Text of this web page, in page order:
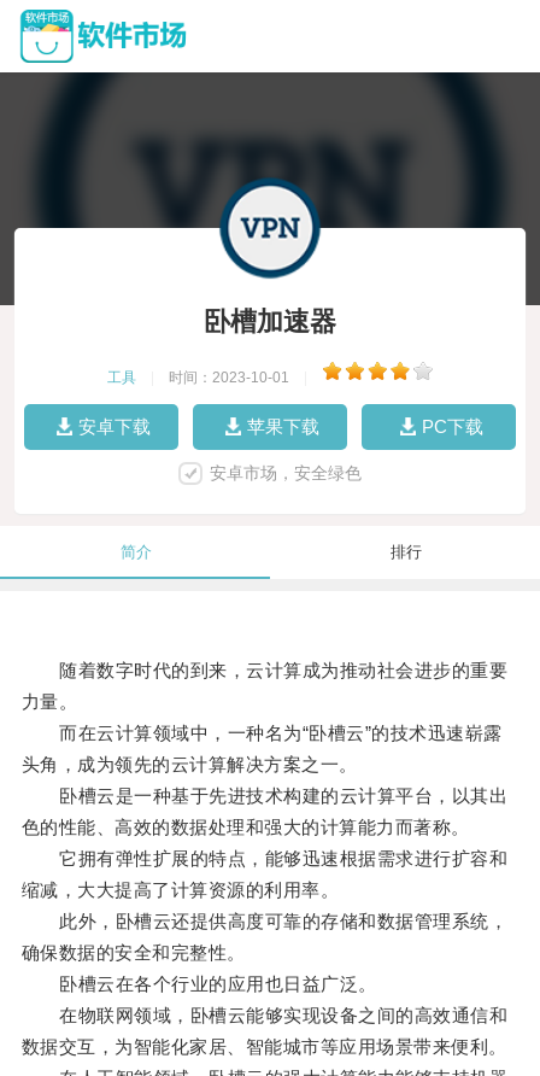
卧槽加速器
工具 时间：2023-10-01
安卓下载 苹果下载 PC下载
安卓市场，安全绿色
简介 排行
随着数字时代的到来，云计算成为推动社会进步的重要
力量。
而在云计算领域中，一种名为“卧槽云”的技术迅速崭露
头角，成为领先的云计算解决方案之一。
卧槽云是一种基于先进技术构建的云计算平台，以其出
色的性能、高效的数据处理和强大的计算能力而著称。
它拥有弹性扩展的特点，能够迅速根据需求进行扩容和
缩减，大大提高了计算资源的利用率。
此外，卧槽云还提供高度可靠的存储和数据管理系统，
确保数据的安全和完整性。
卧槽云在各个行业的应用也日益广泛。
在物联网领域，卧槽云能够实现设备之间的高效通信和
数据交互，为智能化家居、智能城市等应用场景带来便利。